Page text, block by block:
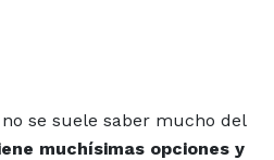
se suele saber mucho del
muchísimas opciones y